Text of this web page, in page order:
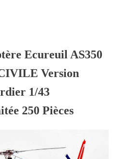
Ecureuil AS350
Version
1/43
250 Pièces